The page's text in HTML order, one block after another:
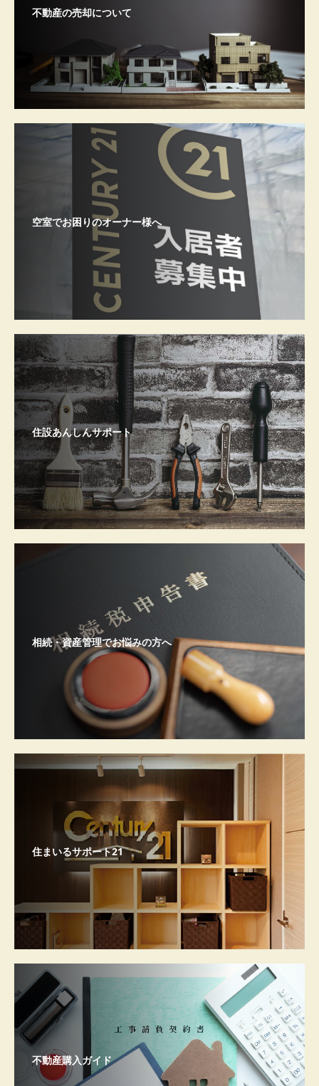
不動産の売却について
空室でお困りのオーナー様へ
住設あんしんサポート
相続・資産管理でお悩みの方へ
住まいるサポート21
不動産購入ガイド